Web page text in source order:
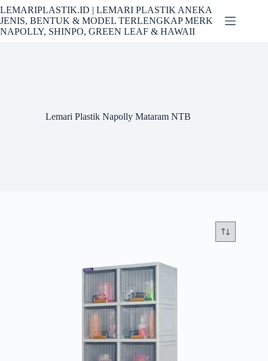
Skip
to
content
LEMARIPLASTIK.ID | LEMARI PLASTIK ANEKA
JENIS, BENTUK & MODEL TERLENGKAP MERK
NAPOLLY, SHINPO, GREEN LEAF & HAWAII
Lemari Plastik Napolly Mataram NTB